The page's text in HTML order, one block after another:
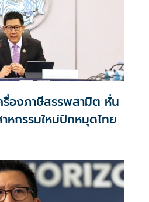
รื่องภาษีสรรพสามิต หั่น
หกรรมใหม่ปักหมุดไทย